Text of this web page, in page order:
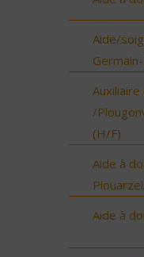
Aide/
/
(H/F)
Aide à
Aide à